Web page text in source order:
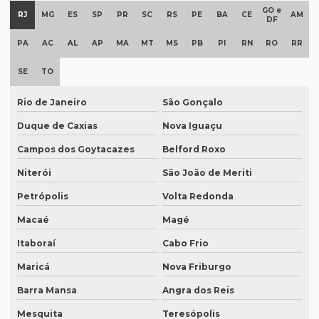
Empresa de degravação de audiência
Empresa de degravação de audiência em brasília
Empresa de degravação de vídeo
Empresa de degravação de vídeo em BH
Empresa de degravação de vídeo em campinas
Empresa de degravação whatsapp
Empresa de degravação whatsapp em curitiba
Empresa de legendagem
Empresa de legendagem de filmes
Empresa de legendagem de filmes em sp
RJ MG ES SP PR SC RS PE BA CE
GO e
DF
AM
PA AC AL AP MA MT MS PB PI RN RO RR
SE TO
Rio de Janeiro São Gonçalo
Duque de Caxias Nova Iguaçu
Campos dos Goytacazes Belford Roxo
Niterói São João de Meriti
Petrópolis Volta Redonda
Macaé Magé
Itaboraí Cabo Frio
Maricá Nova Friburgo
Barra Mansa Angra dos Reis
Mesquita Teresópolis